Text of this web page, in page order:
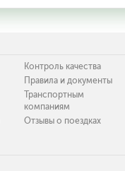
Контроль качества
Правила и документы
Транспортным
компаниям
Отзывы о поездках